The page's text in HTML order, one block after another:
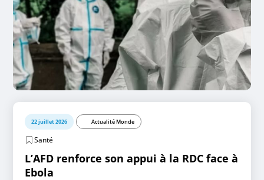
22 juillet 2026 Actualité Monde
Santé
L’AFD renforce son appui à la RDC face à
Ebola